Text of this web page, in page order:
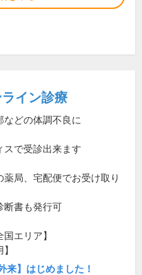
イン診療
などの体調不良に
スで受診出来ます
薬局、宅配便でお受け取り
断書も発行可
国エリア】
来】はじめました！